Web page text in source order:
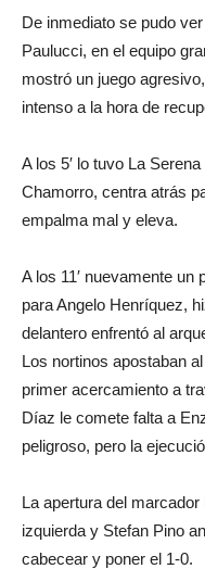
De inmediato se pudo
Paulucci, en el equipo
mostró un juego
intenso a la hora de
A los 5′ lo tuvo La
Chamorro, centra atrás
empalma mal y eleva.
A los 11′ nuevamente un
para Angelo Henríquez,
delantero enfrentó al
Los nortinos apostaban
primer acercamiento a
Díaz le comete falta a
peligroso, pero la
La apertura del marcador
izquierda y Stefan Pino
cabecear y poner el 1-0.